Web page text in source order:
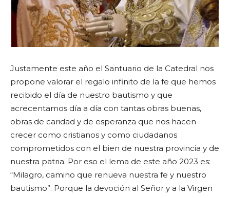
Justamente este año el Santuario de la Catedral nos
propone valorar el regalo infinito de la fe que hemos
recibido el día de nuestro bautismo y que
acrecentamos día a día con tantas obras buenas,
obras de caridad y de esperanza que nos hacen
crecer como cristianos y como ciudadanos
comprometidos con el bien de nuestra provincia y de
nuestra patria. Por eso el lema de este año 2023 es:
“Milagro, camino que renueva nuestra fe y nuestro
bautismo”. Porque la devoción al Señor y a la Virgen